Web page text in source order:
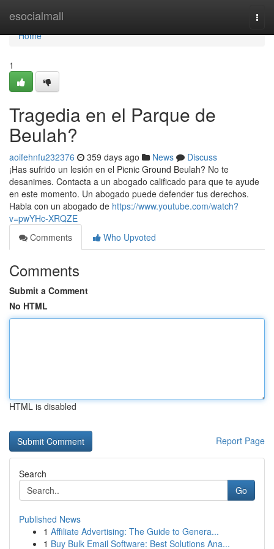
esocialmall
Home
Home
1
Tragedia en el Parque de
Beulah?
aoifehnfu232376 359 days ago News
Discuss
¡Has sufrido un lesión en el Picnic Ground Beulah? No te
desanimes. Contacta a un abogado calificado para que te ayude
en este momento. Un abogado puede defender tus derechos.
Habla con un abogado de https://www.youtube.com/watch?
v=pwYHc-XRQZE
Comments
Who Upvoted
Comments
Submit a Comment
No HTML
HTML is disabled
Report Page
Search
Go
Published News
1 Affiliate Advertising: The Guide to Genera...
1 Buy Bulk Email Software: Best Solutions Ana...